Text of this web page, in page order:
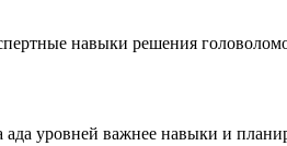
навыки решения
уровней важнее навыки и